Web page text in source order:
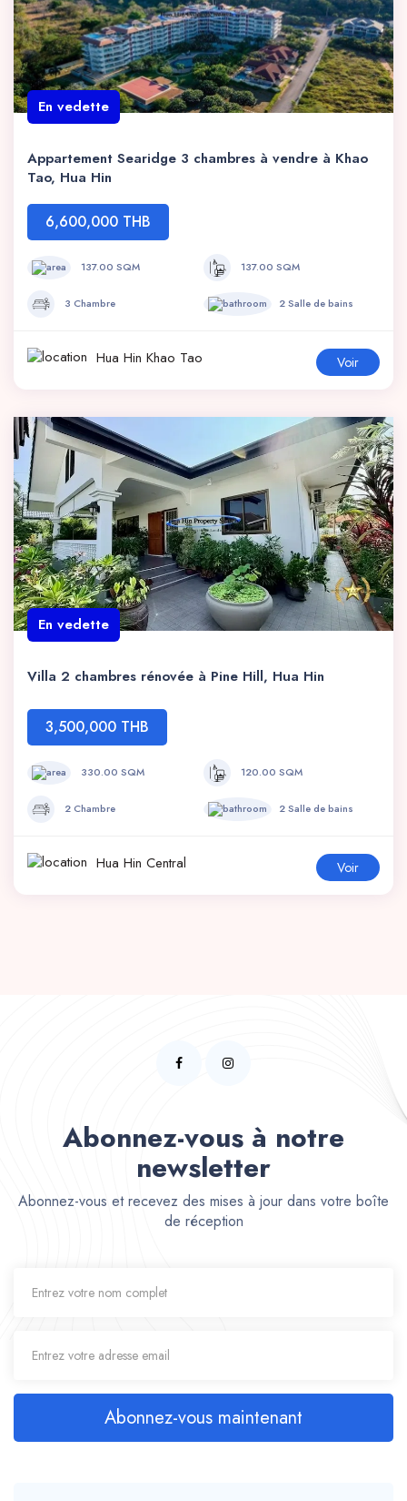
En vedette
Appartement Searidge 3 chambres à vendre à Khao
Tao, Hua Hin
6,600,000 THB
137.00 SQM 137.00 SQM
3 Chambre 2 Salle de bains
Hua Hin Khao Tao Voir
En vedette
Villa 2 chambres rénovée à Pine Hill, Hua Hin
3,500,000 THB
330.00 SQM 120.00 SQM
2 Chambre 2 Salle de bains
Hua Hin Central Voir
Abonnez-vous à notre
newsletter
Abonnez-vous et recevez des mises à jour dans votre boîte
de réception
Abonnez-vous maintenant